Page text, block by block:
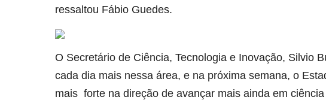
ressaltou Fábio Guedes.
O Secretário de Ciência, Tecnologia e Inovação, Silvio
cada dia mais nessa área, e na próxima semana, o
mais forte na direção de avançar mais ainda em